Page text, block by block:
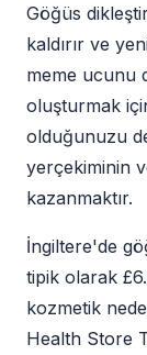
Göğüs
kaldırır ve
meme ucunu
oluşturmak
olduğunuzu
yerçekiminin
kazanmaktır.
İngiltere'de
tipik olarak
kozmetik
Health Store